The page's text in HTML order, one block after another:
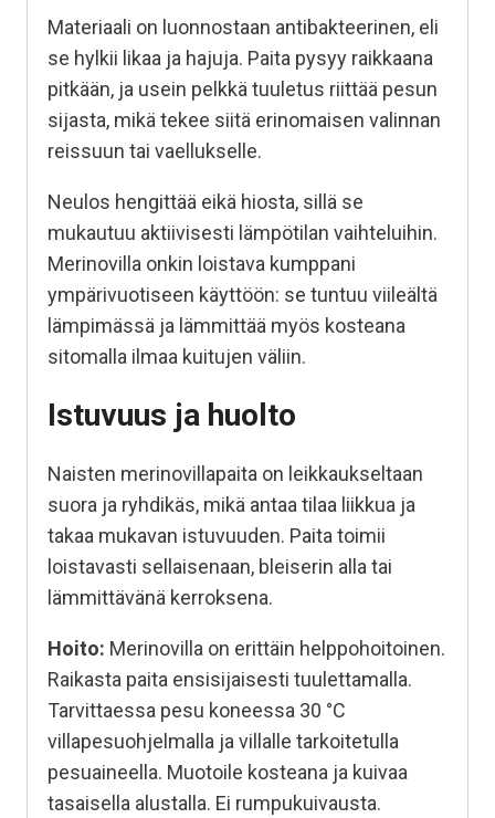
Materiaali on luonnostaan antibakteerinen, eli
se hylkii likaa ja hajuja. Paita pysyy raikkaana
pitkään, ja usein pelkkä tuuletus riittää pesun
sijasta, mikä tekee siitä erinomaisen valinnan
reissuun tai vaellukselle.
Neulos hengittää eikä hiosta, sillä se
mukautuu aktiivisesti lämpötilan vaihteluihin.
Merinovilla onkin loistava kumppani
ympärivuotiseen käyttöön: se tuntuu viileältä
lämpimässä ja lämmittää myös kosteana
sitomalla ilmaa kuitujen väliin.
Istuvuus ja huolto
Naisten merinovillapaita on leikkaukseltaan
suora ja ryhdikäs, mikä antaa tilaa liikkua ja
takaa mukavan istuvuuden. Paita toimii
loistavasti sellaisenaan, bleiserin alla tai
lämmittävänä kerroksena.
Hoito: Merinovilla on erittäin helppohoitoinen.
Raikasta paita ensisijaisesti tuulettamalla.
Tarvittaessa pesu koneessa 30 °C
villapesuohjelmalla ja villalle tarkoitetulla
pesuaineella. Muotoile kosteana ja kuivaa
tasaisella alustalla. Ei rumpukuivausta.